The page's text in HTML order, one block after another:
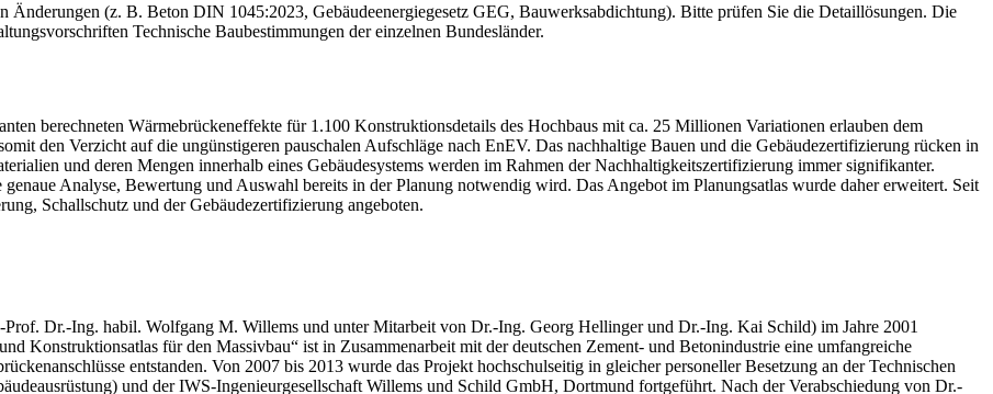
Änderungen (z. B. Beton DIN 1045:2023, Gebäudeenergiegesetz GEG, Bauwerksabdichtung). Bitte prüfen Sie die Detaillösungen. Die
Technische Baubestimmungen der einzelnen Bundesländer.
berechneten Wärmebrückeneffekte für 1.100 Konstruktionsdetails des Hochbaus mit ca. 25 Millionen Variationen erlauben dem
den Verzicht auf die ungünstigeren pauschalen Aufschläge nach EnEV. Das nachhaltige Bauen und die Gebäudezertifizierung rücken in
und deren Mengen innerhalb eines Gebäudesystems werden im Rahmen der Nachhaltigkeitszertifizierung immer signifikanter.
Analyse, Bewertung und Auswahl bereits in der Planung notwendig wird. Das Angebot im Planungsatlas wurde daher erweitert. Seit
Schallschutz und der Gebäudezertifizierung angeboten.
Dr.-Ing. habil. Wolfgang M. Willems und unter Mitarbeit von Dr.-Ing. Georg Hellinger und Dr.-Ing. Kai Schild) im Jahre 2001
Konstruktionsatlas für den Massivbau“ ist in Zusammenarbeit mit der deutschen Zement- und Betonindustrie eine umfangreiche
entstanden. Von 2007 bis 2013 wurde das Projekt hochschulseitig in gleicher personeller Besetzung an der Technischen
und der IWS-Ingenieurgesellschaft Willems und Schild GmbH, Dortmund fortgeführt. Nach der Verabschiedung von Dr.-